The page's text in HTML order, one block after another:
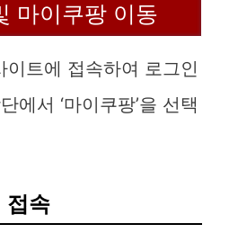
마이쿠팡 이동
이트에 접속하여 로그인
에서 ‘마이쿠팡’을 선택
접속